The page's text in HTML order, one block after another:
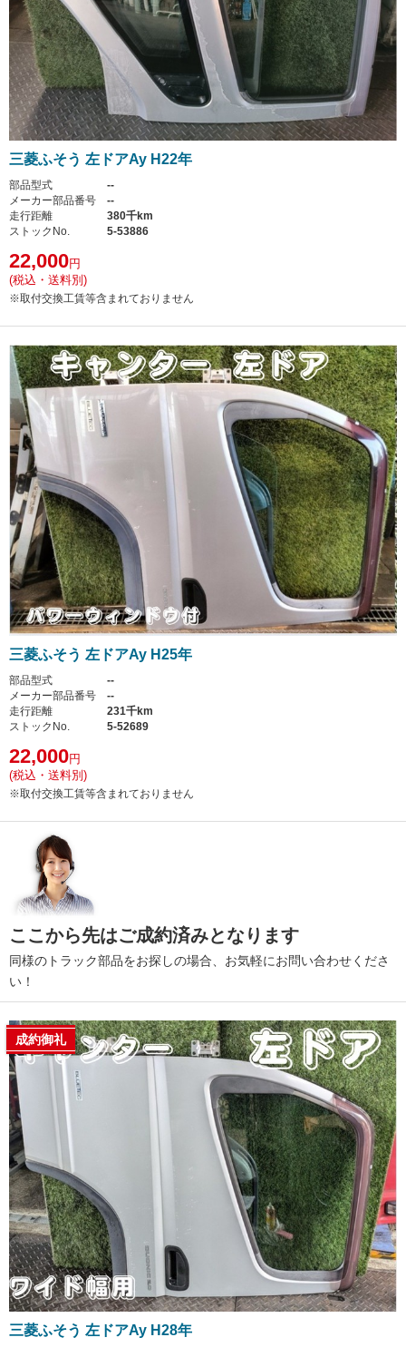
三菱ふそう 左ドアAy H22年
部品型式
--
メーカー部品番号
--
走行距離
380千km
ストックNo.
5-53886
22,000円
(税込・送料別)
※取付交換工賃等含まれておりません
三菱ふそう 左ドアAy H25年
部品型式
--
メーカー部品番号
--
走行距離
231千km
ストックNo.
5-52689
22,000円
(税込・送料別)
※取付交換工賃等含まれておりません
ここから先はご成約済みとなります
同様のトラック部品をお探しの場合、お気軽にお問い合わせくださ
い！
成約御礼
三菱ふそう 左ドアAy H28年